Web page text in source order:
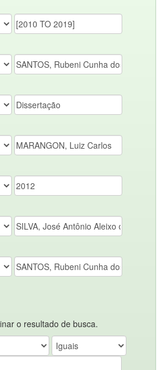
o resultado de busca.